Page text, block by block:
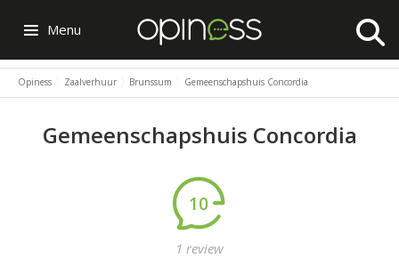
Menu
Opiness Zaalverhuur Brunssum Gemeenschapshuis Concordia
Gemeenschapshuis Concordia
10
1 review